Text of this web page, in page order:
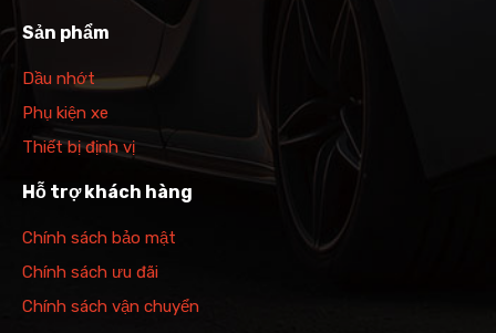
Sản phẩm
Dầu nhớt
Phụ kiện xe
Thiết bị định vị
Hỗ trợ khách hàng
Chính sách bảo mật
Chính sách ưu đãi
Chính sách vận chuyển